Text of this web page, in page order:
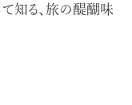
知る、旅の醍醐味